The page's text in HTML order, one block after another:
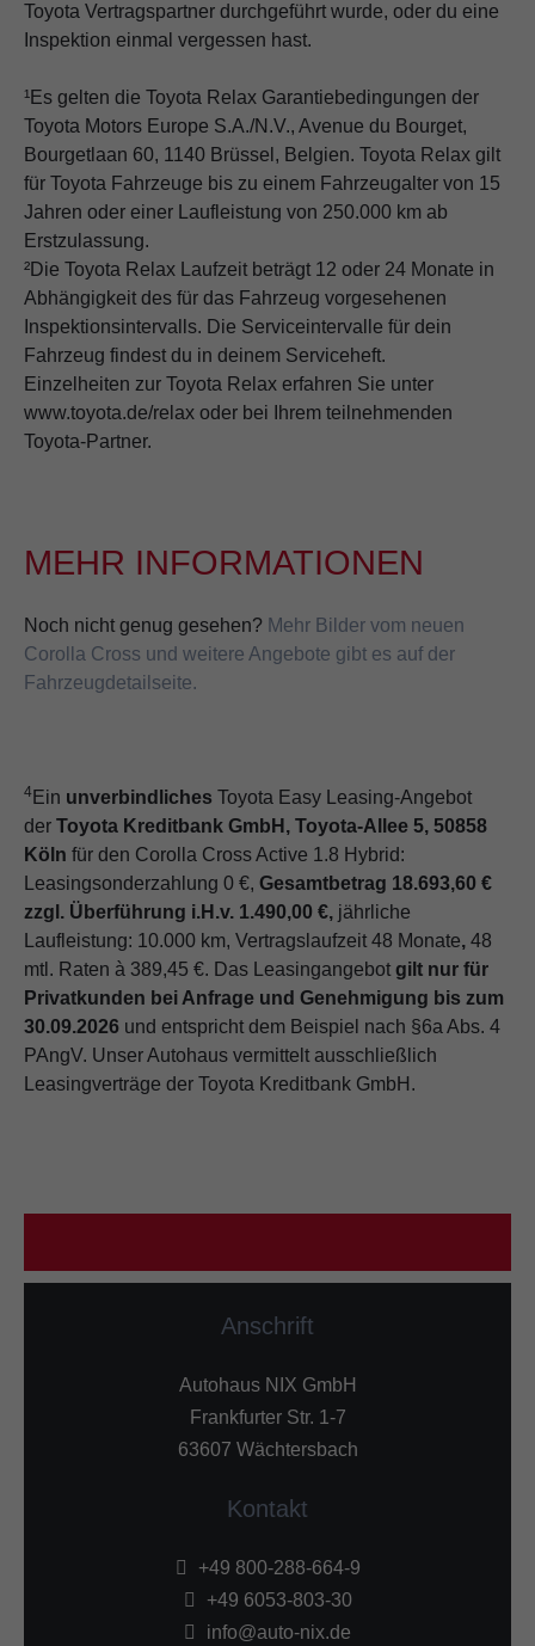
Toyota Vertragspartner durchgeführt wurde, oder du eine
Inspektion einmal vergessen hast.
¹Es gelten die Toyota Relax Garantiebedingungen der
Toyota Motors Europe S.A./N.V., Avenue du Bourget,
Bourgetlaan 60, 1140 Brüssel, Belgien. Toyota Relax gilt
für Toyota Fahrzeuge bis zu einem Fahrzeugalter von 15
Jahren oder einer Laufleistung von 250.000 km ab
Erstzulassung.
²Die Toyota Relax Laufzeit beträgt 12 oder 24 Monate in
Abhängigkeit des für das Fahrzeug vorgesehenen
Inspektionsintervalls. Die Serviceintervalle für dein
Fahrzeug findest du in deinem Serviceheft.
Einzelheiten zur Toyota Relax erfahren Sie unter
www.toyota.de/relax oder bei Ihrem teilnehmenden
Toyota-Partner.
MEHR INFORMATIONEN
Noch nicht genug gesehen? Mehr Bilder vom neuen
Corolla Cross und weitere Angebote gibt es auf der
Fahrzeugdetailseite.
4 Ein unverbindliches Toyota Easy Leasing-Angebot
der Toyota Kreditbank GmbH, Toyota-Allee 5, 50858
Köln für den Corolla Cross Active 1.8 Hybrid:
Leasingsonderzahlung 0 €, Gesamtbetrag 18.693,60 €
zzgl. Überführung i.H.v. 1.490,00 €, jährliche
Laufleistung: 10.000 km, Vertragslaufzeit 48 Monate, 48
mtl. Raten à 389,45 €. Das Leasingangebot gilt nur für
Privatkunden bei Anfrage und Genehmigung bis zum
30.09.2026 und entspricht dem Beispiel nach §6a Abs. 4
PAngV. Unser Autohaus vermittelt ausschließlich
Leasingverträge der Toyota Kreditbank GmbH.
Anschrift
Autohaus NIX GmbH
Frankfurter Str. 1-7
63607 Wächtersbach
Kontakt
+49 800-288-664-9
+49 6053-803-30
info@auto-nix.de